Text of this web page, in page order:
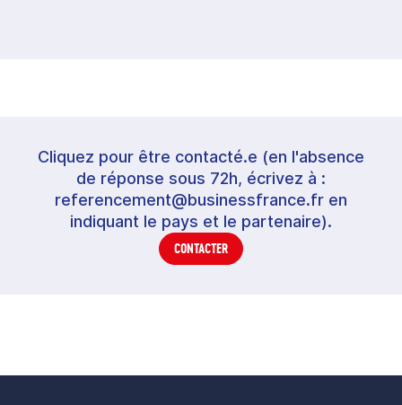
Cliquez pour être contacté.e (en l'absence
de réponse sous 72h, écrivez à :
referencement@businessfrance.fr en
indiquant le pays et le partenaire).
CONTACTER